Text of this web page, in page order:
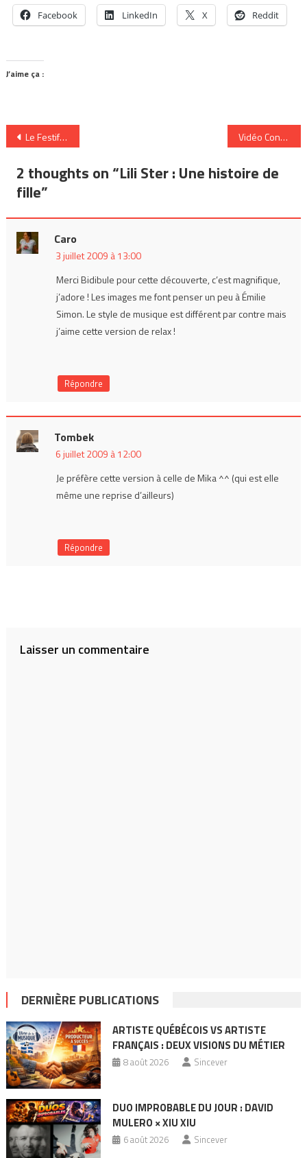
Facebook LinkedIn X Reddit
J’aime ça :
Navigation
de
l’article
Le Festifox 2009 a tenu ses promesses Vidéo Conseil du Centre d’Études de Plaisir Musical
2 thoughts on “Lili Ster : Une histoire de
fille”
Caro
3 juillet 2009 à 13:00
Merci Bidibule pour cette découverte, c’est magnifique,
j’adore ! Les images me font penser un peu à Émilie
Simon. Le style de musique est différent par contre mais
j’aime cette version de relax !
Répondre
Tombek
6 juillet 2009 à 12:00
Je préfère cette version à celle de Mika ^^ (qui est elle
même une reprise d’ailleurs)
Répondre
Laisser un commentaire
DERNIÈRE PUBLICATIONS
ARTISTE QUÉBÉCOIS VS ARTISTE
FRANÇAIS : DEUX VISIONS DU MÉTIER
8 août 2026 Sincever
DUO IMPROBABLE DU JOUR : DAVID
MULERO × XIU XIU
6 août 2026 Sincever